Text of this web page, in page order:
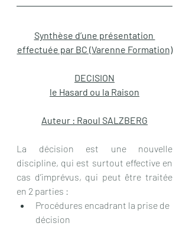
Synthèse d’une présentation
effectuée par BC (Varenne Formation)
DECISION
le Hasard ou la Raison
Auteur : Raoul SALZBERG
La décision est une nouvelle
discipline, qui est surtout effective en
cas d’imprévus, qui peut être traitée
en 2 parties :
Procédures encadrant la prise de
décision